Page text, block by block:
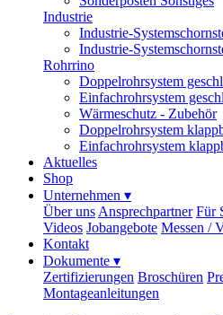
Industrie
Industrie-
Industrie-
Rohrrino
Doppelrohrsystem
Einfachrohrsystem
Wärmeschutz - Zubehör
Doppelrohrsystem
Einfachrohrsystem
Aktuelles
Shop
Unternehmen ▾
Über uns Ansprechpartner Für
Videos Jobangebote Messen /
Kontakt
Dokumente ▾
Zertifizierungen Broschüren
Montageanleitungen